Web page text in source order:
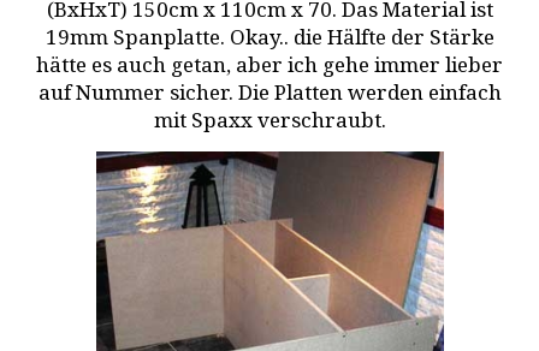
(BxHxT) 150cm x 110cm x 70. Das Material ist
19mm Spanplatte. Okay.. die Hälfte der Stärke
hätte es auch getan, aber ich gehe immer lieber
auf Nummer sicher. Die Platten werden einfach
mit Spaxx verschraubt.